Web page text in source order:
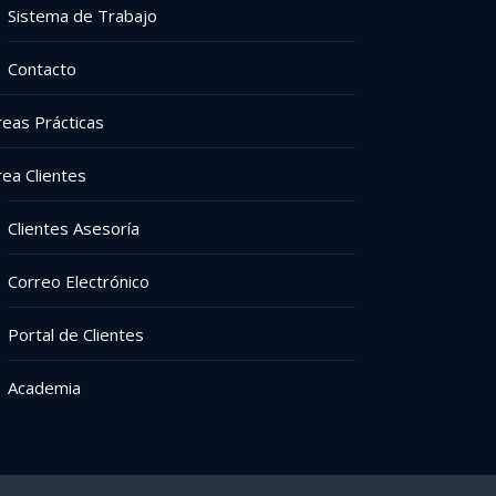
Sistema de Trabajo
Contacto
Prácticas
Clientes
Clientes Asesoría
Correo Electrónico
Portal de Clientes
Academia